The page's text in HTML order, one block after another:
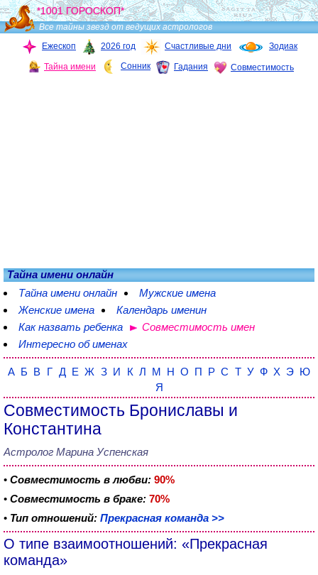
*1001 ГОРОСКОП*
Все тайны звезд от ведущих астрологов
Ежескоп
2026 год Счастливые дни Зодиак
Тайна имени Сонник Гадания Совместимость
Тайна имени онлайн
Тайна имени онлайн
Мужские имена
Женские имена
Календарь именин
Как назвать ребенка
Совместимость имен
Интересно об именах
А Б В Г Д Е Ж З И К Л М Н О П Р С Т У Ф Х Э Ю
Я
Совместимость Брониславы и
Константина
Астролог Марина Успенская
• Совместимость в любви: 90%
• Совместимость в браке: 70%
• Тип отношений: Прекрасная команда >>
О типе взаимоотношений: «Прекрасная
команда»